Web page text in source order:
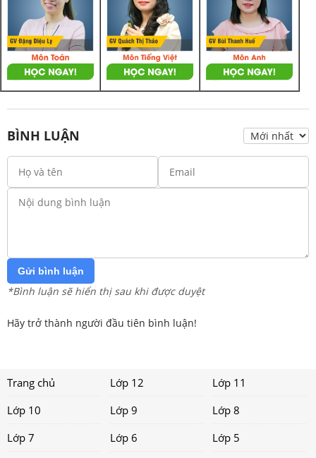
BÌNH LUẬN
Gửi bình luận
*Bình luận sẽ hiển thị sau khi được duyệt
Hãy trở thành người đầu tiên bình luận!
Trang chủ Lớp 12
Lớp 11
Lớp 10
Lớp 9
Lớp 8
Lớp 7
Lớp 6 Lớp 5